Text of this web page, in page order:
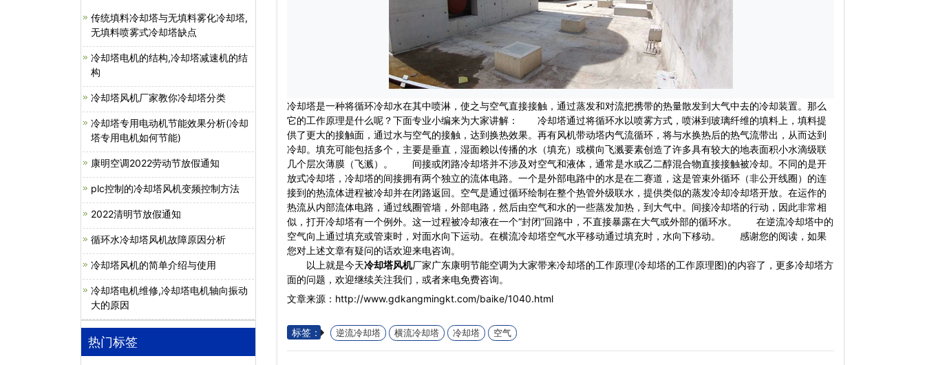
传统填料冷却塔与无填料雾化冷却塔,
无填料喷雾式冷却塔缺点
冷却塔电机的结构,冷却塔减速机的结
构
冷却塔风机厂家教你冷却塔分类
冷却塔专用电动机节能效果分析(冷却
塔专用电机如何节能)
康明空调2022劳动节放假通知
plc控制的冷却塔风机变频控制方法
2022清明节放假通知
循环水冷却塔风机故障原因分析
冷却塔风机的简单介绍与使用
冷却塔电机维修,冷却塔电机轴向振动
大的原因
热门标签
冷却塔是一种将循环冷却水在其中喷淋，使之与空气直接接触，通过蒸发和对流把携带的热量散发到大气中去的冷却装置。那么
它的工作原理是什么呢？下面专业小编来为大家讲解： 冷却塔通过将循环水以喷雾方式，喷淋到玻璃纤维的填料上，填料提
供了更大的接触面，通过水与空气的接触，达到换热效果。再有风机带动塔内气流循环，将与水换热后的热气流带出，从而达到
冷却。填充可能包括多个，主要是垂直，湿面赖以传播的水（填充）或横向飞溅要素创造了许多具有较大的地表面积小水滴级联
几个层次薄膜（飞溅）。 间接或闭路冷却塔并不涉及对空气和液体，通常是水或乙二醇混合物直接接触被冷却。不同的是开
放式冷却塔，冷却塔的间接拥有两个独立的流体电路。一个是外部电路中的水是在二赛道，这是管束外循环（非公开线圈）的连
接到的热流体进程被冷却并在闭路返回。空气是通过循环绘制在整个热管外级联水，提供类似的蒸发冷却冷却塔开放。在运作的
热流从内部流体电路，通过线圈管墙，外部电路，然后由空气和水的一些蒸发加热，到大气中。间接冷却塔的行动，因此非常相
似，打开冷却塔有一个例外。这一过程被冷却液在一个“封闭”回路中，不直接暴露在大气或外部的循环水。 在逆流冷却塔中的
空气向上通过填充或管束时，对面水向下运动。在横流冷却塔空气水平移动通过填充时，水向下移动。 感谢您的阅读，如果
您对上述文章有疑问的话欢迎来电咨询。
以上就是今天冷却塔风机厂家广东康明节能空调为大家带来冷却塔的工作原理(冷却塔的工作原理图)的内容了，更多冷却塔方
面的问题，欢迎继续关注我们，或者来电免费咨询。
文章来源：http://www.gdkangmingkt.com/baike/1040.html
标签： 逆流冷却塔 横流冷却塔 冷却塔 空气